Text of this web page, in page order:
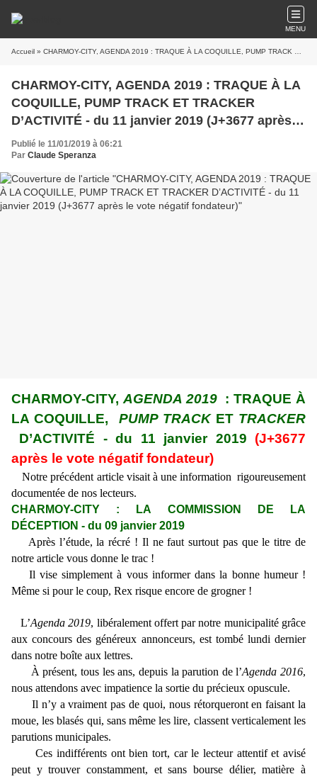
MENU
Accueil » CHARMOY-CITY, AGENDA 2019 : TRAQUE À LA COQUILLE, PUMP TRACK ET TRACKER D’ACTIVITÉ - du 11 janvier 2019 (J+3677 après le vote négatif fondateur)
CHARMOY-CITY, AGENDA 2019 : TRAQUE À LA
COQUILLE, PUMP TRACK ET TRACKER
D’ACTIVITÉ - du 11 janvier 2019 (J+3677 après le
vote négatif fondateur)
Publié le 11/01/2019 à 06:21
Par Claude Speranza
CHARMOY-CITY, AGENDA 2019: TRAQUE À
LA COQUILLE, PUMP TRACKET TRACKER
D’ACTIVITÉ - du 11 janvier 2019 (J+3677
après le vote négatif fondateur)
Notre précédent article visait à une information rigoureusement
documentée de nos lecteurs.
CHARMOY-CITY : LA COMMISSION DE LA
DÉCEPTION - du 09 janvier 2019
Après l’étude, la récré ! Il ne faut surtout pas que le titre de
notre article vous donne le trac !
Il vise simplement à vous informer dans la bonne humeur !
Même si pour le coup, Rex risque encore de grogner !
L’Agenda 2019, libéralement offert par notre municipalité grâce
aux concours des généreux annonceurs, est tombé lundi dernier
dans notre boîte aux lettres.
À présent, tous les ans, depuis la parution de l’Agenda 2016,
nous attendons avec impatience la sortie du précieux opuscule.
Il n’y a vraiment pas de quoi, nous rétorqueront en faisant la
moue, les blasés qui, sans même les lire, classent verticalement les
parutions municipales.
Ces indifférents ont bien tort, car le lecteur attentif et avisé
peut y trouver constamment, et sans bourse délier, matière à